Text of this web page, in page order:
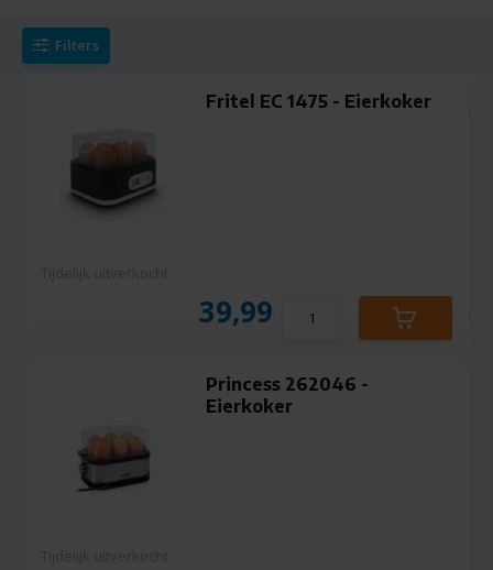
Filters
Fritel EC 1475 - Eierkoker
39,99
Princess 262046 -
Eierkoker